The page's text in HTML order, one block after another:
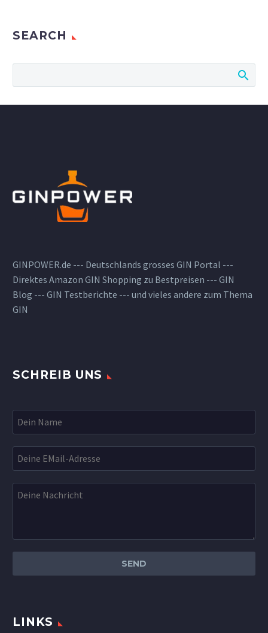
SEARCH
GINPOWER.de --- Deutschlands grosses GIN Portal ---
Direktes Amazon GIN Shopping zu Bestpreisen --- GIN
Blog --- GIN Testberichte --- und vieles andere zum Thema
GIN
SCHREIB UNS
LINKS